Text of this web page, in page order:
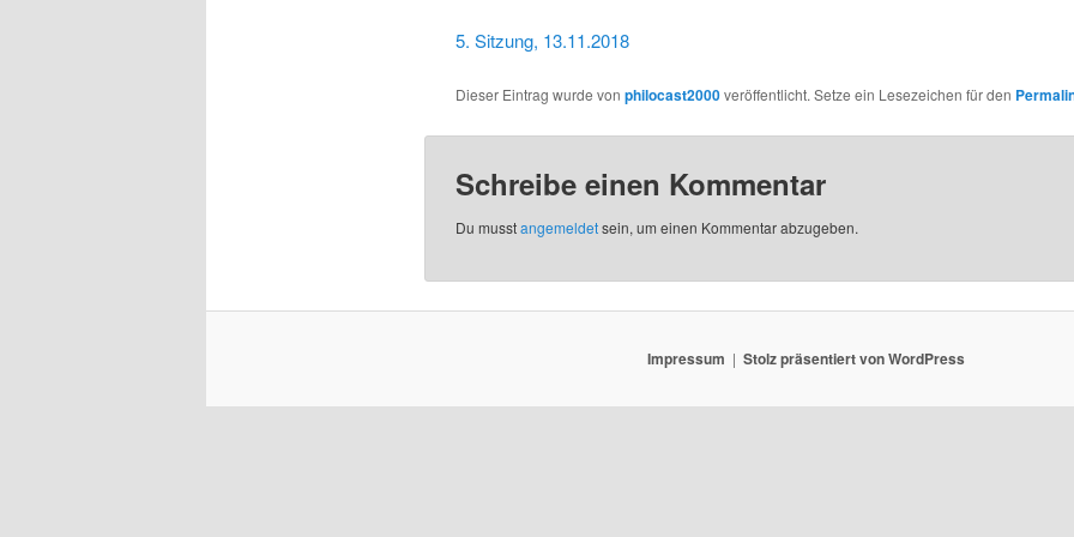
5. Sitzung, 13.11.2018
Dieser Eintrag wurde von philocast2000veröffentlicht. Setze ein Lesezeichen für den
Schreibe einen Kommentar
Du musstangemeldetsein, um einen Kommentar abzugeben.
Impressum Stolz präsentiert von WordPress